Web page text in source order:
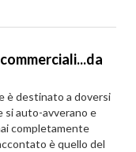
è destinato a doversi
si auto-avverano e
completamente
è quello del